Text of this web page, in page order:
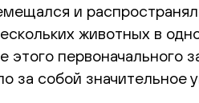
и
животных в
первоначального
за собой значительное